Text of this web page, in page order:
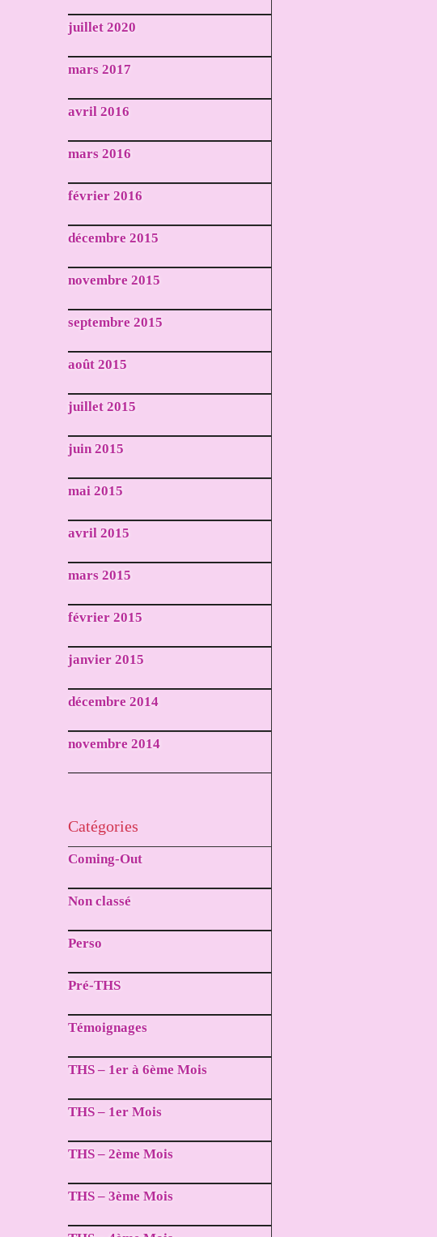
juillet 2020
mars 2017
avril 2016
mars 2016
février 2016
décembre 2015
novembre 2015
septembre 2015
août 2015
juillet 2015
juin 2015
mai 2015
avril 2015
mars 2015
février 2015
janvier 2015
décembre 2014
novembre 2014
Catégories
Coming-Out
Non classé
Perso
Pré-THS
Témoignages
THS – 1er à 6ème Mois
THS – 1er Mois
THS – 2ème Mois
THS – 3ème Mois